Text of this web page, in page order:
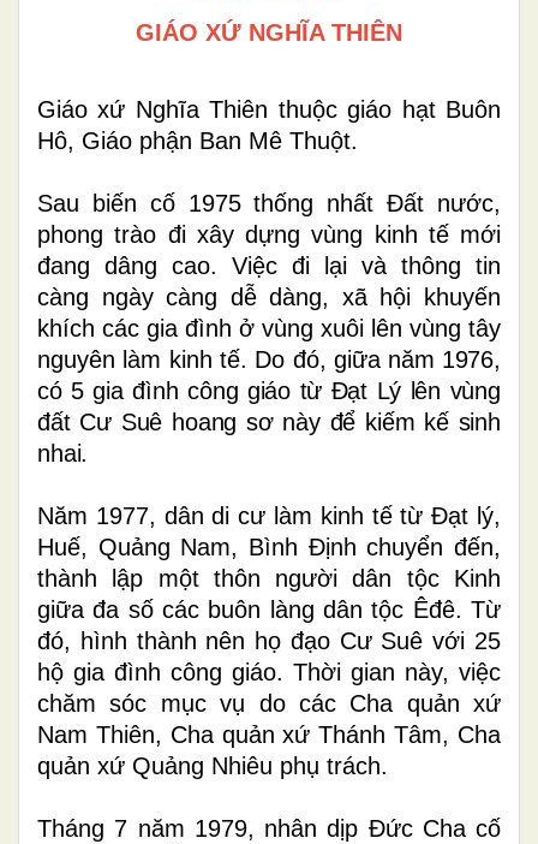
GIÁO XỨ NGHĨATHIÊN
Giáo xứ Nghĩa Thiên thuộc giáo hạt Buôn
Hô, Giáo phận Ban Mê Thuột.
Sau biến cố 1975 thống nhất Đất nước,
phong trào đi xây dựng vùng kinh tế mới
đang dâng cao. Việc đi lại và thông tin
càng ngày càng dễ dàng, xã hội khuyến
khích các gia đình ở vùng xuôi lên vùng tây
nguyên làm kinh tế. Do đó, giữa năm 1976,
có 5 gia đình công giáo từ Đạt Lý lên vùng
đất Cư Suê hoang sơ này để kiếm kế sinh
nhai.
Năm 1977, dân di cư làm kinh tế từ Đạt lý,
Huế, Quảng Nam, Bình Định chuyển đến,
thành lập một thôn người dân tộc Kinh
giữa đa số các buôn làng dân tộc Êđê. Từ
đó, hình thành nên họ đạo Cư Suê với 25
hộ gia đình công giáo. Thời gian này, việc
chăm sóc mục vụ do các Cha quản xứ
Nam Thiên, Cha quản xứ Thánh Tâm, Cha
quản xứ Quảng Nhiêu phụ trách.
Tháng 7 năm 1979, nhân dịp Đức Cha cố